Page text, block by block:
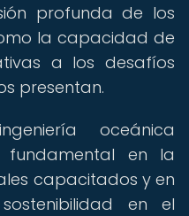
profunda de los
la capacidad de
a los desafíos
presentan.
oceánica
en la
capacitados y en
en el